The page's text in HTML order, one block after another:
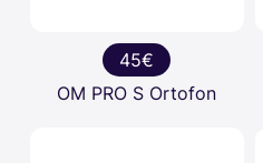
45€
OM PRO S Ortofon